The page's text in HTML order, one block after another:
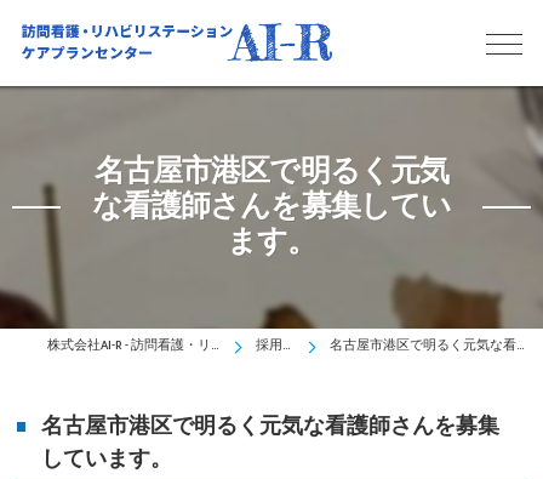
名古屋市港区で明るく元気
な看護師さんを募集してい
ます。
株式会社AI-R - 訪問看護・リハビリステーションAI-R 採用ブログ 名古屋市港区で明るく元気な看護師さんを募集しています。
名古屋市港区で明るく元気な看護師さんを募集
しています。